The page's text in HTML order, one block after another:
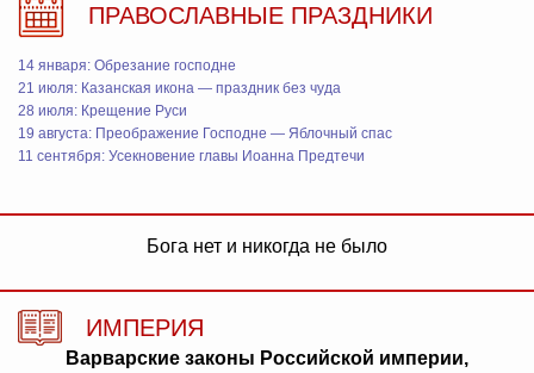
ПРАВОСЛАВНЫЕ ПРАЗДНИКИ
14 января: Обрезание господне
21 июля: Казанская икона — праздник без чуда
28 июля: Крещение Руси
19 августа: Преображение Господне — Яблочный спас
11 сентября: Усекновение главы Иоанна Предтечи
Бога нет и никогда не было
ИМПЕРИЯ
Варварские законы Российской империи,